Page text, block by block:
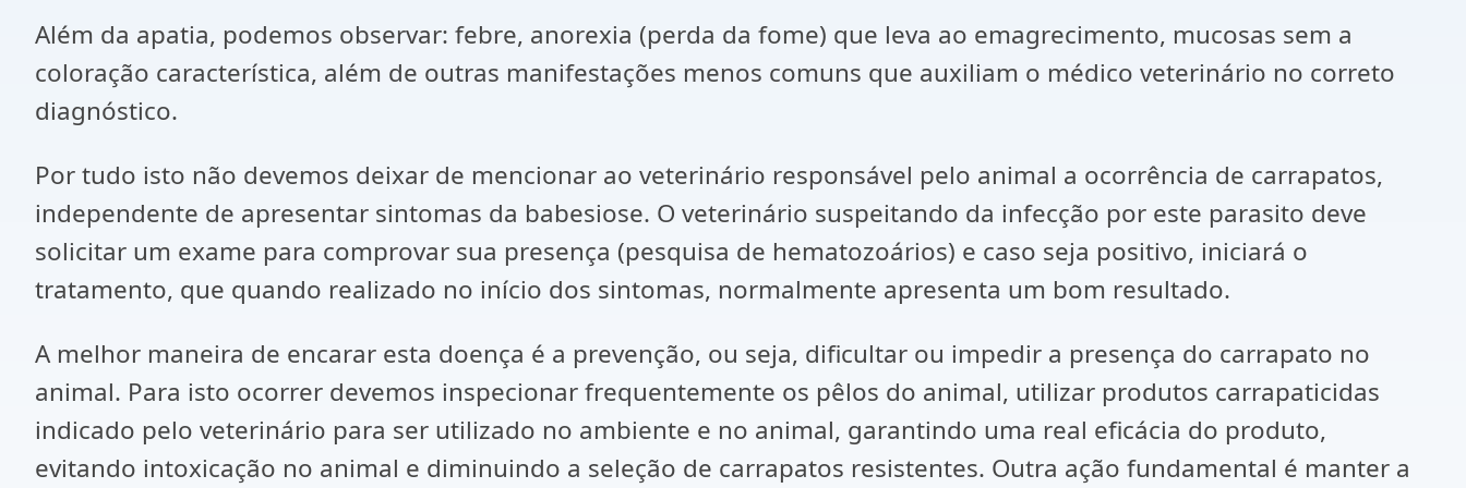
Além da apatia, podemos observar: febre, anorexia (perda da fome) que leva ao emagrecimento, mucosas sem a
coloração característica, além de outras manifestações menos comuns que auxiliam o médico veterinário no correto
diagnóstico.
Por tudo isto não devemos deixar de mencionar ao veterinário responsável pelo animal a ocorrência de carrapatos,
independente de apresentar sintomas da babesiose. O veterinário suspeitando da infecção por este parasito deve
solicitar um exame para comprovar sua presença (pesquisa de hematozoários) e caso seja positivo, iniciará o
tratamento, que quando realizado no início dos sintomas, normalmente apresenta um bom resultado.
A melhor maneira de encarar esta doença é a prevenção, ou seja, dificultar ou impedir a presença do carrapato no
animal. Para isto ocorrer devemos inspecionar frequentemente os pêlos do animal, utilizar produtos carrapaticidas
indicado pelo veterinário para ser utilizado no ambiente e no animal, garantindo uma real eficácia do produto,
evitando intoxicação no animal e diminuindo a seleção de carrapatos resistentes. Outra ação fundamental é manter a